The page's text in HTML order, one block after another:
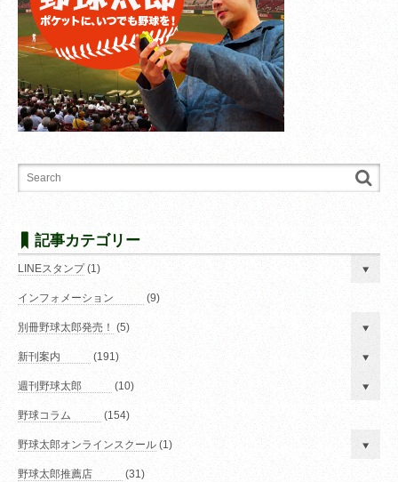
記事カテゴリー
LINEスタンプ(1)
インフォメーション (9)
別冊野球太郎発売！ (5)
新刊案内 (191)
週刊野球太郎 (10)
野球コラム (154)
野球太郎オンラインスクール (1)
野球太郎推薦店 (31)